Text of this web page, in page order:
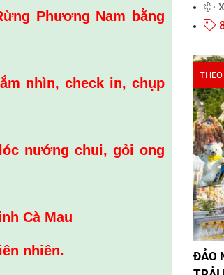
Phương Nam bằng
nhìn, check in, chụp
nướng chui, gỏi ong
Cà Mau
nhiên.
THEO
ĐẢO